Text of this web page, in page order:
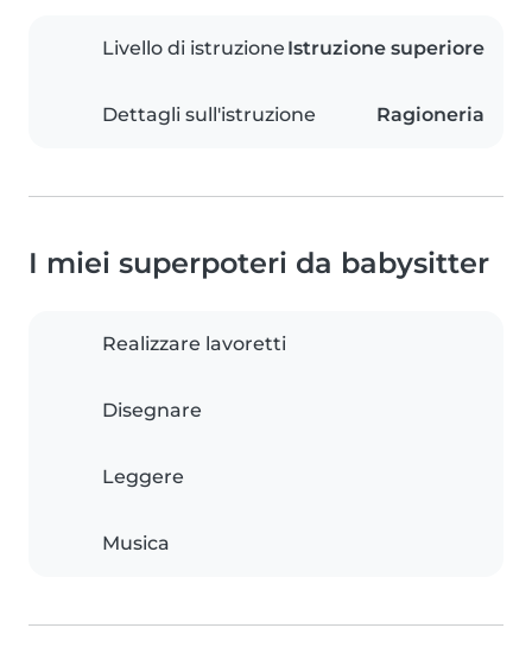
Livello di istruzione Istruzione superiore
Dettagli sull'istruzione Ragioneria
I miei superpoteri da babysitter
Realizzare lavoretti
Disegnare
Leggere
Musica